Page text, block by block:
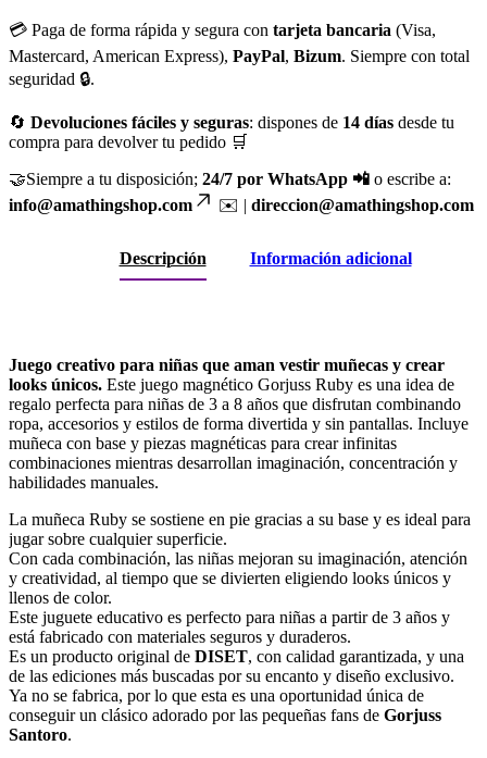
💳 Paga de forma rápida y segura con tarjeta bancaria (Visa,
Mastercard, American Express), PayPal, Bizum. Siempre con total
seguridad 🔒.
🔄 Devoluciones fáciles y seguras: dispones de 14 días desde tu
compra para devolver tu pedido 🛒
🤝Siempre a tu disposición; 24/7 por WhatsApp 📲 o escribe a:
info@amathingshop.com
✉️ | direccion@amathingshop.com
Descripción Información adicional
Juego creativo para niñas que aman vestir muñecas y crear
looks únicos. Este juego magnético Gorjuss Ruby es una idea de
regalo perfecta para niñas de 3 a 8 años que disfrutan combinando
ropa, accesorios y estilos de forma divertida y sin pantallas. Incluye
muñeca con base y piezas magnéticas para crear infinitas
combinaciones mientras desarrollan imaginación, concentración y
habilidades manuales.
La muñeca Ruby se sostiene en pie gracias a su base y es ideal para
jugar sobre cualquier superficie.
Con cada combinación, las niñas mejoran su imaginación, atención
y creatividad, al tiempo que se divierten eligiendo looks únicos y
llenos de color.
Este juguete educativo es perfecto para niñas a partir de 3 años y
está fabricado con materiales seguros y duraderos.
Es un producto original de DISET, con calidad garantizada, y una
de las ediciones más buscadas por su encanto y diseño exclusivo.
Ya no se fabrica, por lo que esta es una oportunidad única de
conseguir un clásico adorado por las pequeñas fans de Gorjuss
Santoro.